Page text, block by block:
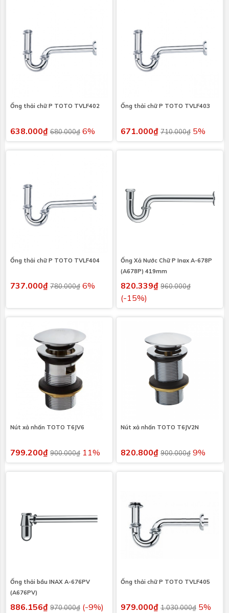
Ống thải chữ P TOTO TVLF402
638.000₫ 680.000₫ 6%
Ống thải chữ P TOTO TVLF403
671.000₫ 710.000₫ 5%
Ống thải chữ P TOTO TVLF404
737.000₫ 780.000₫ 6%
Ống Xả Nước Chữ P Inax A-678P
(A678P) 419mm
820.339₫ 960.000₫
(-15%)
Nút xả nhấn TOTO T6JV6
799.200₫ 900.000₫ 11%
Nút xả nhấn TOTO T6JV2N
820.800₫ 900.000₫ 9%
Ống thải bầu INAX A-676PV
(A676PV)
886.156₫ 970.000₫ (-9%)
Ống thải chữ P TOTO TVLF405
979.000₫ 1.030.000₫ 5%